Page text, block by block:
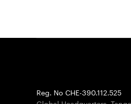
Reg. No CHE-390.112.525